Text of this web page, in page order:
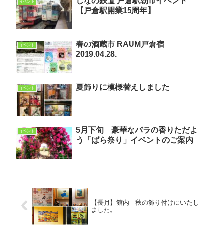
イベント
【戸倉駅開業15周年】
イベント
春の酒蔵市 RAUM戸倉宿
2019.04.28.
イベント 夏飾りに模様替えしました
イベント
5月下旬 豪華なバラの香りただよ
う「ばら祭り」イベントのご案内
【長月】館内 秋の飾り付けにいたし
ました。